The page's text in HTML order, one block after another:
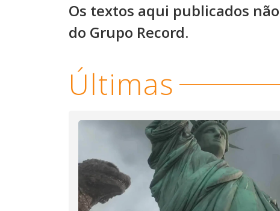
Os textos aqui publicados
do Grupo Record.
Últimas